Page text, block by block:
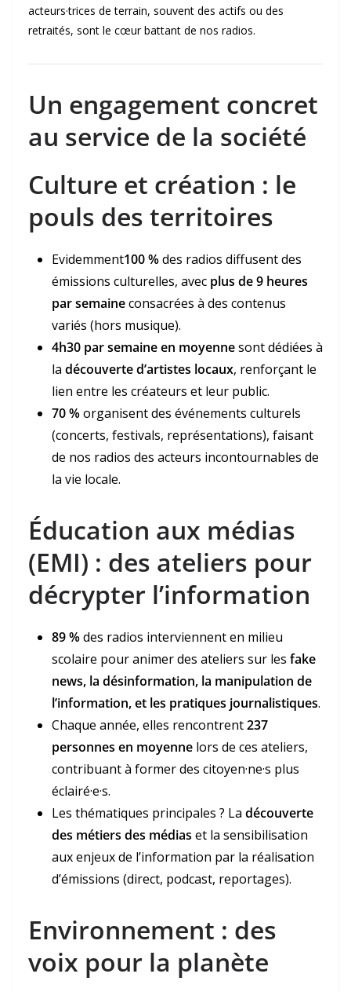
acteurs·trices de terrain, souvent des actifs ou des
retraités, sont le cœur battant de nos radios.
Un engagement concret
au service de la société
Culture et création : le
pouls des territoires
Evidemment100 %des radios diffusent des
émissions culturelles, avec plus de 9 heures
par semaineconsacrées à des contenus
variés (hors musique).
4h30 par semaine en moyennesont dédiées à
la découverte d’artistes locaux, renforçant le
lien entre les créateurs et leur public.
70 %organisent des événements culturels
(concerts, festivals, représentations), faisant
de nos radios des acteurs incontournables de
la vie locale.
Éducation aux médias
(EMI) : des ateliers pour
décrypter l’information
89 %des radios interviennent en milieu
scolaire pour animer des ateliers sur les fake
news, la désinformation, la manipulation de
l’information, et les pratiques journalistiques.
Chaque année, elles rencontrent237
personnes en moyenne lors de ces ateliers,
contribuant à former des citoyen·ne·s plus
éclairé·e·s.
Les thématiques principales ? La découverte
des métiers des médias et la sensibilisation
aux enjeux de l’information par la réalisation
d’émissions (direct, podcast, reportages).
Environnement : des
voix pour la planète